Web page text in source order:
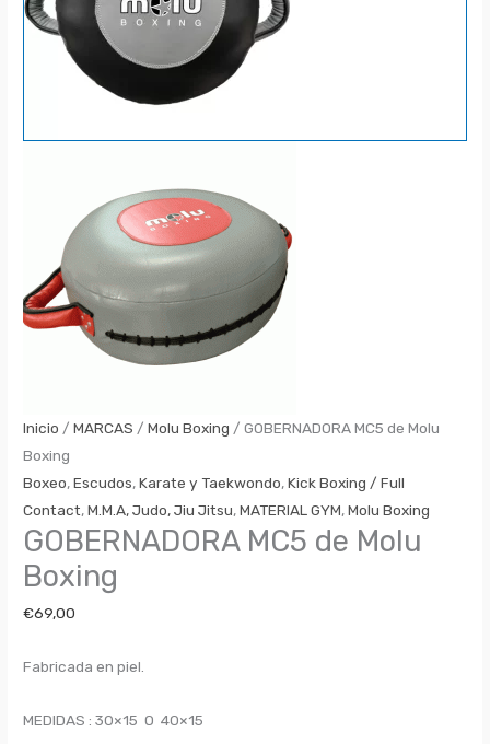
Inicio /MARCAS /Molu Boxing / GOBERNADORA MC5 de Molu
Boxing
Boxeo,Escudos,Karate y Taekwondo,Kick Boxing / Full
Contact,M.M.A, Judo, Jiu Jitsu,MATERIAL GYM,Molu Boxing
GOBERNADORA MC5 de Molu
Boxing
€69,00
Fabricada en piel.
MEDIDAS : 30×15 O 40×15